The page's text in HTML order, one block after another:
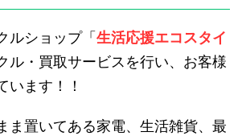
回収 黒松内町不用品回収
ルショップ「生活応援エコスタイ
ル・買取サービスを行い、お客様
います！！
ま置いてある家電、生活雑貨、最